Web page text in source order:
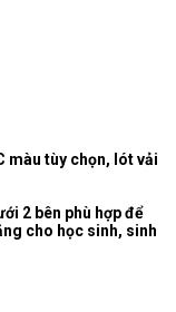
màu tùy chọn, lót vải
2 bên phù hợp để
cho học sinh, sinh